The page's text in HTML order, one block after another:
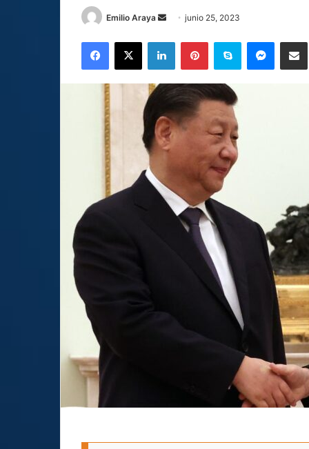
Emilio Araya
Sendjunio 25, 2023
Facebook
X LinkedInPinterestSkype